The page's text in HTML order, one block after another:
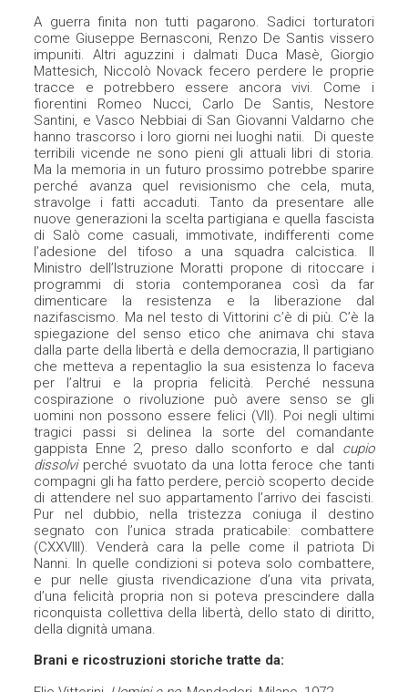
A guerra finita non tutti pagarono. Sadici torturatori
come Giuseppe Bernasconi, Renzo De Santis vissero
impuniti. Altri aguzzini i dalmati Duca Masè, Giorgio
Mattesich, Niccolò Novack fecero perdere le proprie
tracce e potrebbero essere ancora vivi. Come i
fiorentini Romeo Nucci, Carlo De Santis, Nestore
Santini, e Vasco Nebbiai di San Giovanni Valdarno che
hanno trascorso i loro giorni nei luoghi natii. Di queste
terribili vicende ne sono pieni gli attuali libri di storia.
Ma la memoria in un futuro prossimo potrebbe sparire
perché avanza quel revisionismo che cela, muta,
stravolge i fatti accaduti. Tanto da presentare alle
nuove generazioni la scelta partigiana e quella fascista
di Salò come casuali, immotivate, indifferenti come
l’adesione del tifoso a una squadra calcistica. Il
Ministro dell’Istruzione Moratti propone di ritoccare i
programmi di storia contemporanea così da far
dimenticare la resistenza e la liberazione dal
nazifascismo. Ma nel testo di Vittorini c’è di più. C’è la
spiegazione del senso etico che animava chi stava
dalla parte della libertà e della democrazia, Il partigiano
che metteva a repentaglio la sua esistenza lo faceva
per l’altrui e la propria felicità. Perché nessuna
cospirazione o rivoluzione può avere senso se gli
uomini non possono essere felici (VII). Poi negli ultimi
tragici passi si delinea la sorte del comandante
gappista Enne 2, preso dallo sconforto e dal cupio
dissolviperché svuotato da una lotta feroce che tanti
compagni gli ha fatto perdere, perciò scoperto decide
di attendere nel suo appartamento l’arrivo dei fascisti.
Pur nel dubbio, nella tristezza coniuga il destino
segnato con l’unica strada praticabile: combattere
(CXXVIII). Venderà cara la pelle come il patriota Di
Nanni. In quelle condizioni si poteva solo combattere,
e pur nelle giusta rivendicazione d’una vita privata,
d’una felicità propria non si poteva prescindere dalla
riconquista collettiva della libertà, dello stato di diritto,
della dignità umana.
Brani e ricostruzioni storiche tratte da: